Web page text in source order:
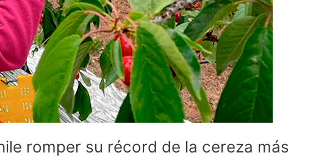
romper su récord de la cereza más